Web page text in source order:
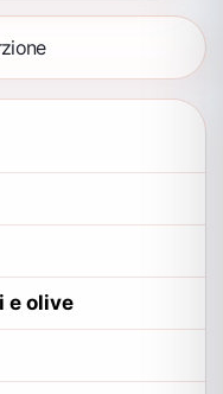
e olive